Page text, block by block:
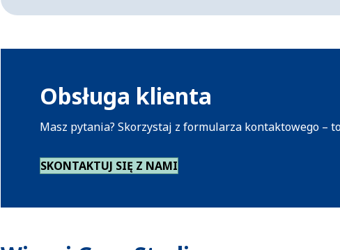
Obsługa klienta
Masz pytania? Skorzystaj z formularza kontaktowego –
SKONTAKTUJ SIĘ Z NAMI